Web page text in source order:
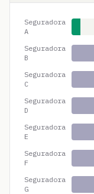
Seguradora
A
Seguradora
B
Seguradora
C
Seguradora
D
Seguradora
E
Seguradora
F
Seguradora
G